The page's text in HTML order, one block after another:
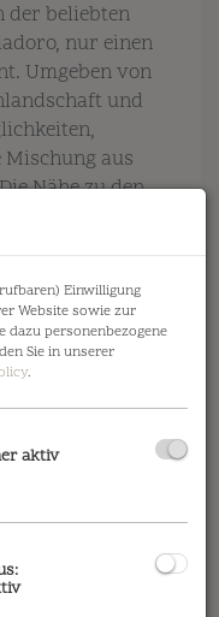
der beliebten
nur einen
Umgeben von
und
Mischung aus
Nähe zu den
Caorle
120-150
Einwilligung
Website sowie zur
dazu personenbezogene
Sie in unserer
.
aktiv